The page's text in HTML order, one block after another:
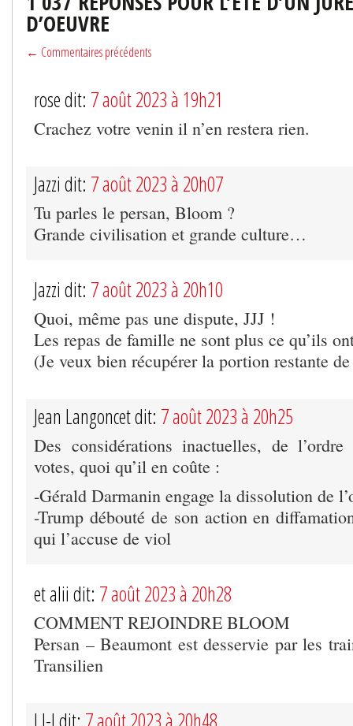
D’OEUVRE
← Commentaires précédents
rose dit: 7 août 2023 à 19h21
Crachez votre venin il n’en restera rien.
Jazzi dit: 7 août 2023 à 20h07
Tu parles le persan, Bloom ?
Grande civilisation et grande culture…
Jazzi dit: 7 août 2023 à 20h10
Quoi, même pas une dispute, JJJ !
Les repas de famille ne sont plus ce qu’ils
(Je veux bien récupérer la portion restante
Jean Langoncet dit: 7 août 2023 à 20h25
Des considérations inactuelles, de
votes, quoi qu’il en coûte :
-Gérald Darmanin engage la dissolution de
-Trump débouté de son action en
qui l’accuse de viol
et alii dit: 7 août 2023 à 20h28
COMMENT REJOINDRE BLOOM
Persan – Beaumont est desservie par les
Transilien